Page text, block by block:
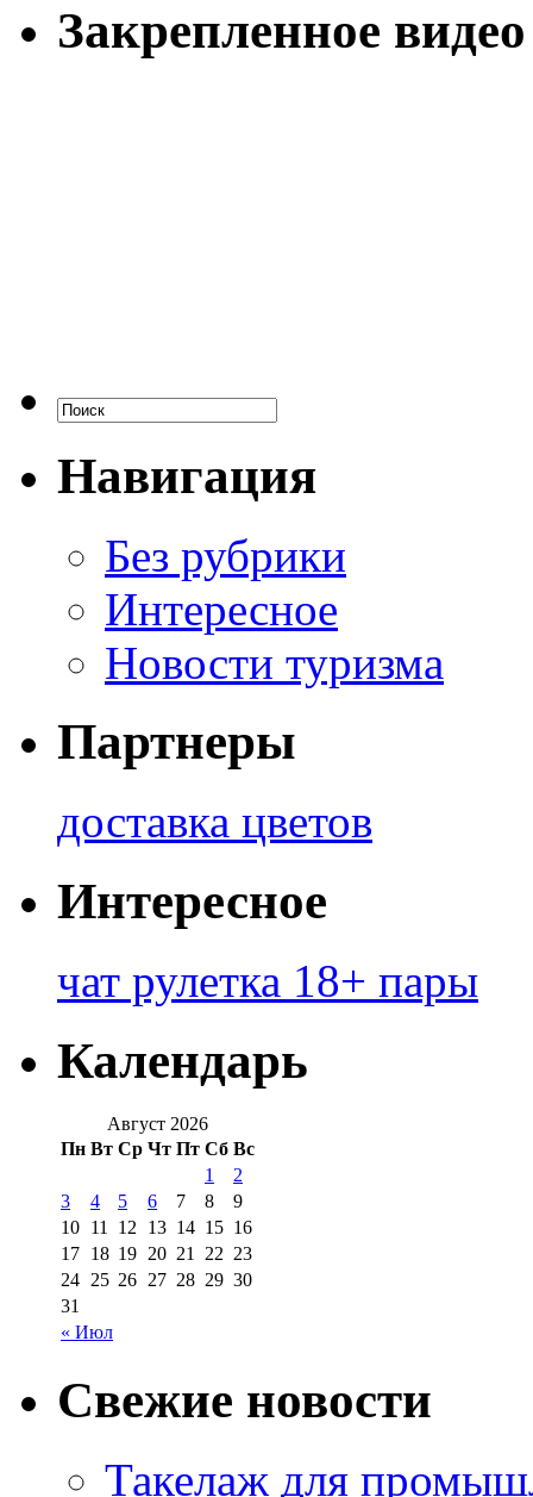
Закрепленное видео
Навигация
Без рубрики
Интересное
Новости туризма
Партнеры
доставка цветов
Интересное
чат рулетка 18+ пары
Календарь
Август 2026
Пн Вт Ср Чт Пт Сб Вс
« Июл
1
2
3
4 5 6 7 8
9
10 11 12 13 14 15 16
17 18 19 20 21 22 23
24 25 26 27 28 29 30
31
Свежие новости
Такелаж для